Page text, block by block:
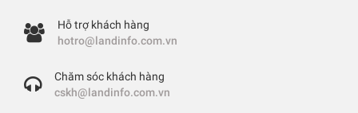
Hỗ trợ khách hàng
hotro@landinfo.com.vn
Chăm sóc khách hàng
cskh@landinfo.com.vn